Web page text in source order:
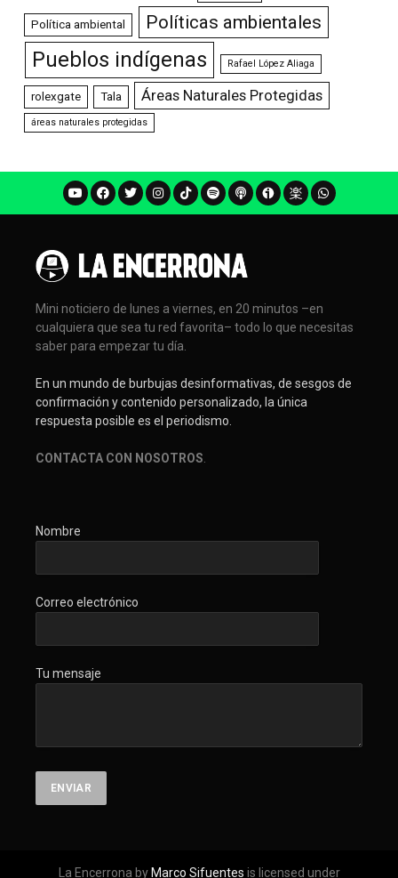
Política ambiental Políticas ambientales
Pueblos indígenas Rafael López Aliaga
rolexgate Tala Áreas Naturales Protegidas
áreas naturales protegidas
Mini noticiero de lunes a viernes, en 20 minutos –en
cualquiera que sea tu red favorita– todo lo que necesitas
saber para empezar tu día.
En un mundo de burbujas desinformativas, de sesgos de
confirmación y contenido personalizado, la única
respuesta posible es el periodismo.
CONTACTA CON NOSOTROS
Nombre
Correo electrónico
Tu mensaje
La Encerrona by Marco Sifuentes is licensed under